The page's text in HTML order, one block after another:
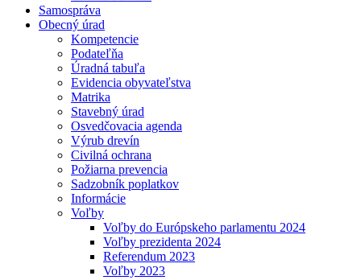
Samospráva
Obecný úrad
Kompetencie
Podateľňa
Úradná tabuľa
Evidencia obyvateľstva
Matrika
Stavebný úrad
Osvedčovacia agenda
Výrub drevín
Civilná ochrana
Požiarna prevencia
Sadzobník poplatkov
Informácie
Voľby
Voľby do Európskeho parlamentu 2024
Voľby prezidenta 2024
Referendum 2023
Voľby 2023